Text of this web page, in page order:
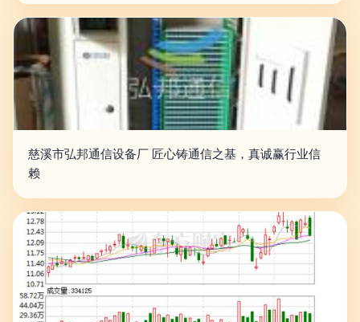
慈溪市弘邦通信设备厂 匠心铸通信之基，真诚赢行业信
赖